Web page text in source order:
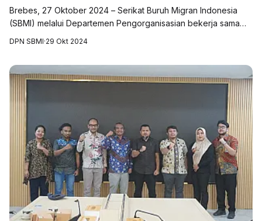
Brebes, 27 Oktober 2024 – Serikat Buruh Migran Indonesia
(SBMI) melalui Departemen Pengorganisasian bekerja sama
DPN SBMI·29 Okt 2024